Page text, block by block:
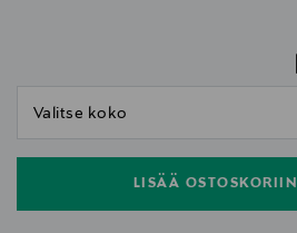
LISÄÄ OSTOSKORIIN